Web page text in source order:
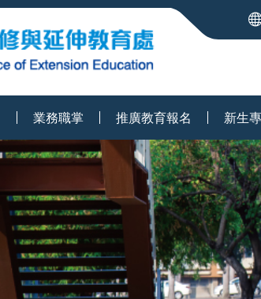
業務職掌 推廣教育報名 新生